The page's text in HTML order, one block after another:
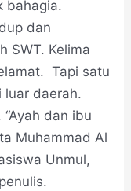
bahagia.
dan
SWT. Kelima
Tapi satu
luar daerah.
dan ibu
Muhammad Al
Unmul,